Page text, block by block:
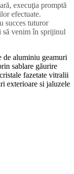
execuţia promptă
efectuate.
succes tuturor
să venim în sprijinul
de aluminiu geamuri
sablare găurire
fazetate vitralii
exterioare si jaluzele